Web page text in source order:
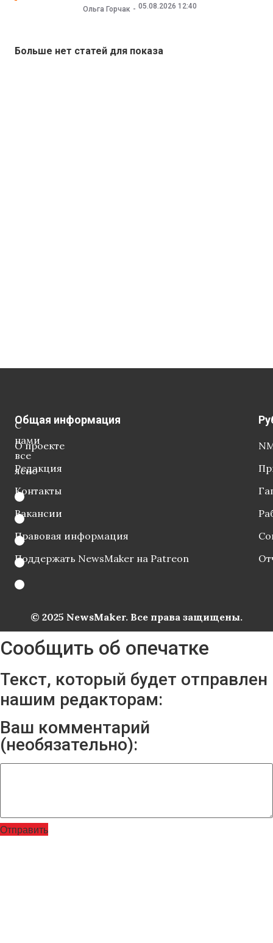
Ольга Горчак 05.08.2026 12:40
Больше нет статей для показа
С
нами
все
ясно
Общая информация
О проекте
Редакция
Контакты
Вакансии
Правовая информация
Поддержать NewsMaker на Patreon
© 2025 NewsMaker. Все права защищены.
Сообщить об опечатке
Текст, который будет отправлен
нашим редакторам:
Ваш комментарий
(необязательно):
Отправить